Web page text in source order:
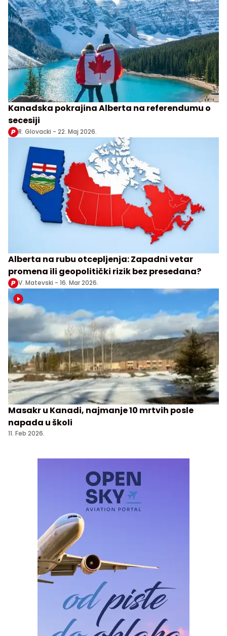
Kanadska pokrajina Alberta na referendumu o
secesiji
R. Glovacki - 22. Maj 2026.
Alberta na rubu otcepljenja: Zapadni vetar
promena ili geopolitički rizik bez presedana?
V. Matevski - 16. Mar 2026.
Masakr u Kanadi, najmanje 10 mrtvih posle
napada u školi
11. Feb 2026.